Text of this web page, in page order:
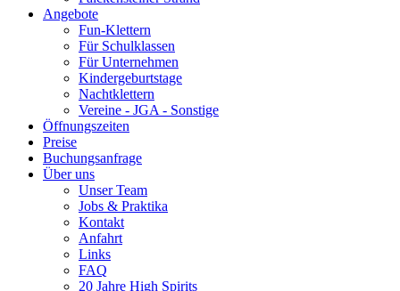
Angebote
Fun-Klettern
Für Schulklassen
Für Unternehmen
Kindergeburtstage
Nachtklettern
Vereine - JGA - Sonstige
Öffnungszeiten
Preise
Buchungsanfrage
Über uns
Unser Team
Jobs & Praktika
Kontakt
Anfahrt
Links
FAQ
20 Jahre High Spirits